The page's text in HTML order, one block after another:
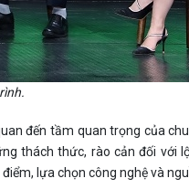
đến tầm quan trọng của
thách thức, rào cản đối với
lựa chọn công nghệ và